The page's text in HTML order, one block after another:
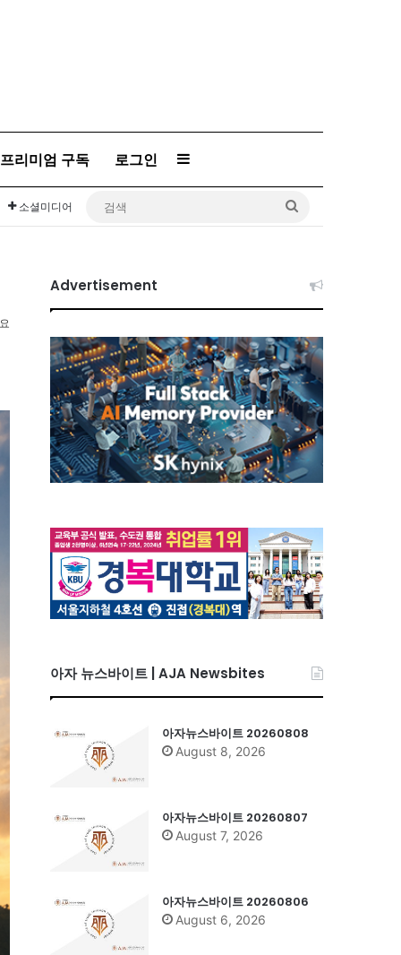
프리미엄 구독 로그인 Sidebar
소셜미디어
Advertisement
아자 뉴스바이트 | AJA Newsbites
아자뉴스바이트 20260808
August 8, 2026
아자뉴스바이트 20260807
August 7, 2026
아자뉴스바이트 20260806
August 6, 2026